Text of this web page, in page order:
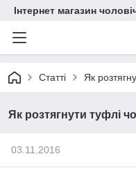
Інтернет магазин
Статті Як
Як розтягнути туфлі
03.11.2016